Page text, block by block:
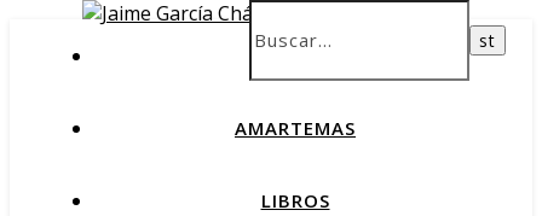
AMARTEMAS
LIBROS